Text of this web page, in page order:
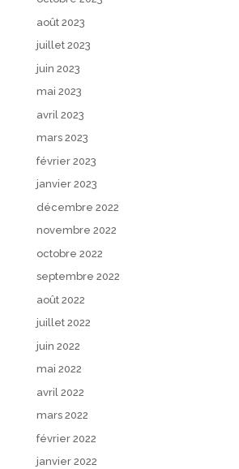
août 2023
juillet 2023
juin 2023
mai 2023
avril 2023
mars 2023
février 2023
janvier 2023
décembre 2022
novembre 2022
octobre 2022
septembre 2022
août 2022
juillet 2022
juin 2022
mai 2022
avril 2022
mars 2022
février 2022
janvier 2022